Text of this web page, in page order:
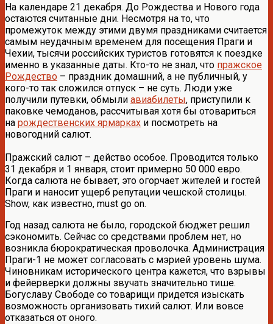
На календаре 21 декабря. До Рождества и Нового года
остаются считанные дни. Несмотря на то, что
промежуток между этими двумя праздниками считается
самым неудачным временем для посещения Праги и
Чехии, тысячи российских туристов готовятся к поездке
именно в указанные даты. Кто-то не знал, что пражское
Рождество – праздник домашний, а не публичный, у
кого-то так сложился отпуск – не суть. Люди уже
получили путевки, обмыли авиабилеты, приступили к
паковке чемоданов, рассчитывая хотя бы отовариться
на рождественских ярмарках и посмотреть на
новогодний салют.
Пражский салют – действо особое. Проводится только
31 декабря и 1 января, стоит примерно 50 000 евро.
Когда салюта не бывает, это огорчает жителей и гостей
Праги и наносит ущерб репутации чешской столицы.
Show, как известно, must go on.
Год назад салюта не было, городской бюджет решил
сэкономить. Сейчас со средствами проблем нет, но
возникла бюрократическая проволочка. Администрация
Праги-1 не может согласовать с мэрией уровень шума.
Чиновникам исторического центра кажется, что взрывы
и фейерверки должны звучать значительно тише.
Богуславу Свободе со товарищи придется изыскать
возможность организовать тихий салют. Или вовсе
отказаться от оного.